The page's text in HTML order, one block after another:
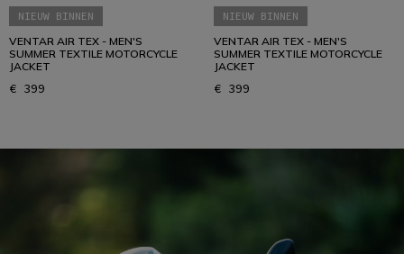
NIEUW BINNEN
VENTAR AIR TEX - MEN'S
SUMMER TEXTILE MOTORCYCLE
JACKET
€ 399
NIEUW BINNEN
VENTAR AIR TEX - MEN'S
SUMMER TEXTILE MOTORCYCLE
JACKET
€ 399